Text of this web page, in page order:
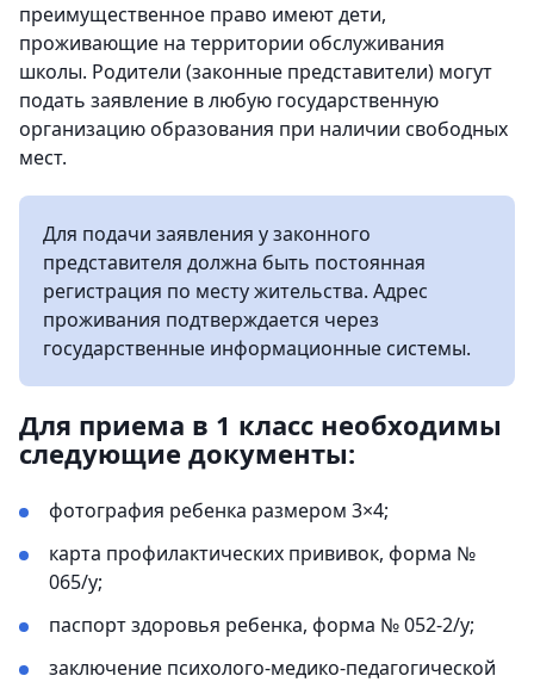
преимущественное право имеют дети,
проживающие на территории обслуживания
школы. Родители (законные представители) могут
подать заявление в любую государственную
организацию образования при наличии свободных
мест.
Для подачи заявления у законного
представителя должна быть постоянная
регистрация по месту жительства. Адрес
проживания подтверждается через
государственные информационные системы.
Для приема в 1 класс необходимы
следующие документы:
фотография ребенка размером 3×4;
карта профилактических прививок, форма №
065/у;
паспорт здоровья ребенка, форма № 052-2/у;
заключение психолого-медико-педагогической